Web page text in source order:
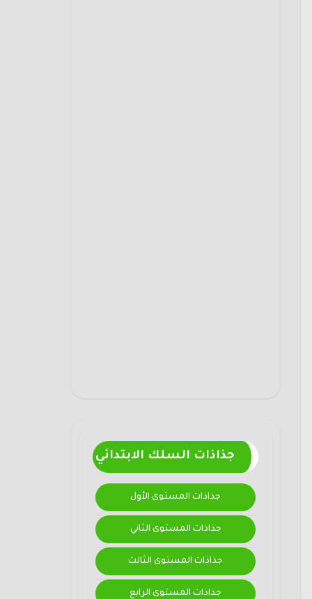
جذاذات السلك الابتدائي
جذاذات المستوى الأول
جذاذات المستوى الثاني
جذاذات المستوى الثالث
جذاذات المستوى الرابع